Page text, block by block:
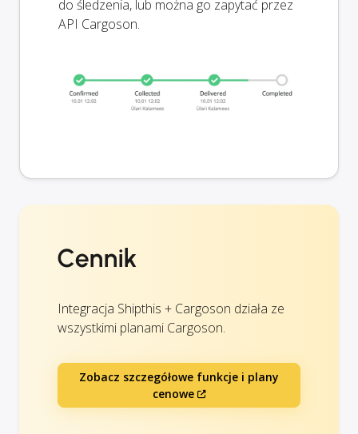
do śledzenia, lub można go zapytać przez
API Cargoson.
Cennik
Integracja Shipthis + Cargoson działa ze
wszystkimi planami Cargoson.
Zobacz szczegółowe funkcje i plany
cenowe